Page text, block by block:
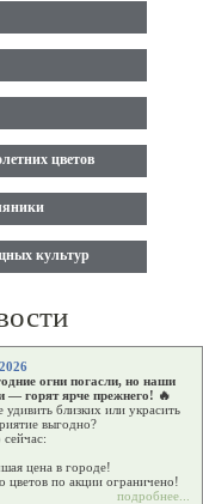
цветов
культур
огни погасли, но наши
— горят ярче прежнего! 🔥
удивить близких или украсить
выгодно?
сейчас:
цена в городе!
цветов по акции ограничено!
подробнее...